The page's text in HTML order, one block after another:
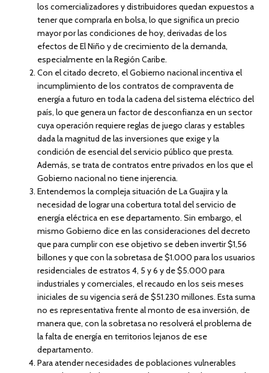
los comercializadores y distribuidores quedan expuestos a
tener que comprarla en bolsa, lo que significa un precio
mayor por las condiciones de hoy, derivadas de los
efectos de El Niño y de crecimiento de la demanda,
especialmente en la Región Caribe.
Con el citado decreto, el Gobierno nacional incentiva el
incumplimiento de los contratos de compraventa de
energía a futuro en toda la cadena del sistema eléctrico del
país, lo que genera un factor de desconfianza en un sector
cuya operación requiere reglas de juego claras y estables
dada la magnitud de las inversiones que exige y la
condición de esencial del servicio público que presta.
Además, se trata de contratos entre privados en los que el
Gobierno nacional no tiene injerencia.
Entendemos la compleja situación de La Guajira y la
necesidad de lograr una cobertura total del servicio de
energía eléctrica en ese departamento. Sin embargo, el
mismo Gobierno dice en las consideraciones del decreto
que para cumplir con ese objetivo se deben invertir $1,56
billones y que con la sobretasa de $1.000 para los usuarios
residenciales de estratos 4, 5 y 6 y de $5.000 para
industriales y comerciales, el recaudo en los seis meses
iniciales de su vigencia será de $51.230 millones. Esta suma
no es representativa frente al monto de esa inversión, de
manera que, con la sobretasa no resolverá el problema de
la falta de energía en territorios lejanos de ese
departamento.
Para atender necesidades de poblaciones vulnerables